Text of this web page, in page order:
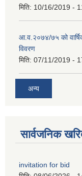
मिति: 10/16/2019 -
आ.व.२०७४/७५ को
विवरण
मिति: 07/11/2019 -
अन्य
सार्वजनिक
invitation for bid